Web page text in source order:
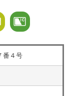
番４号